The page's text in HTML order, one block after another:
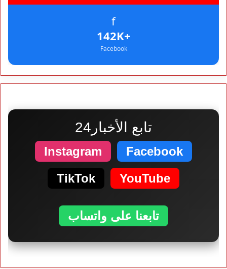
f
+142K
Facebook
تابع الأخبار24
Facebook
Instagram
YouTube
TikTok
تابعنا على واتساب